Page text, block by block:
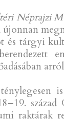
Néprajzi
tárgyi
raktárak